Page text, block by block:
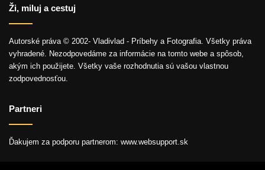
Ži, miluj a cestuj
Autorské práva © 2002- Vladivlad - Príbehy a Fotografia. Všetky práva
vyhradené. Nezodpovedáme za informácie na tomto webe a spôsob,
akým ich použijete. Všetky vaše rozhodnutia sú vašou vlastnou
zodpovednosťou.
Partneri
Ďakujem za podporu partnerom: www.websupport.sk